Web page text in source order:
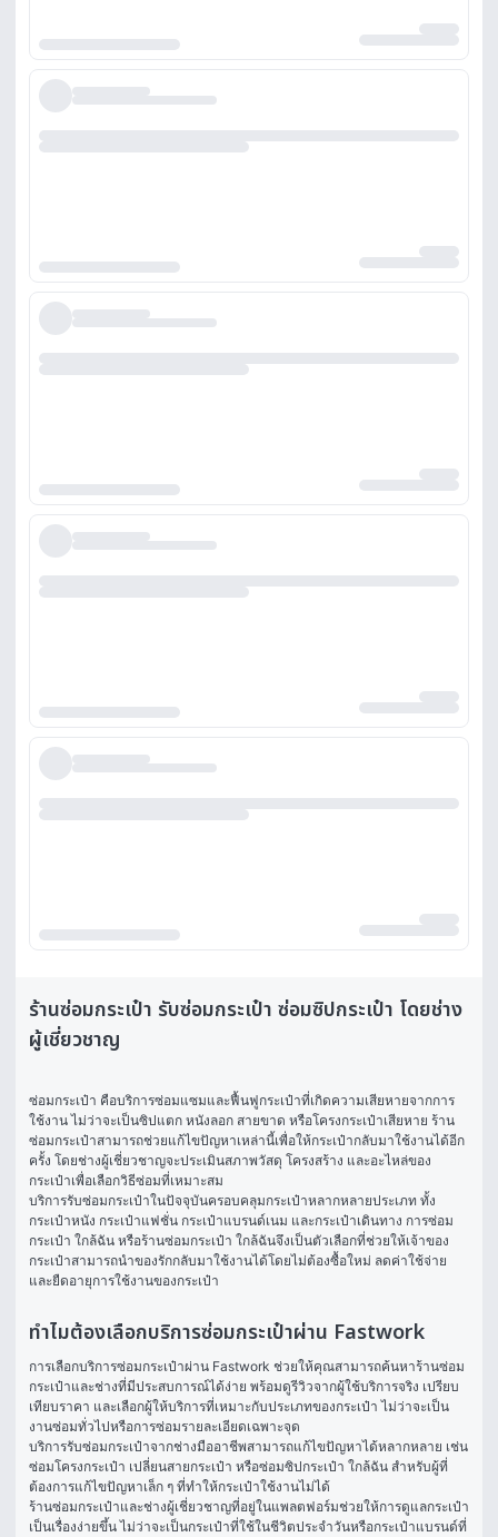
ร้านซ่อมกระเป๋า รับซ่อมกระเป๋า ซ่อมซิปกระเป๋า โดยช่าง
ผู้เชี่ยวชาญ
ซ่อมกระเป๋า คือบริการซ่อมแซมและฟื้นฟูกระเป๋าที่เกิดความเสียหายจากการ
ใช้งาน ไม่ว่าจะเป็นซิปแตก หนังลอก สายขาด หรือโครงกระเป๋าเสียหาย ร้าน
ซ่อมกระเป๋าสามารถช่วยแก้ไขปัญหาเหล่านี้เพื่อให้กระเป๋ากลับมาใช้งานได้อีก
ครั้ง โดยช่างผู้เชี่ยวชาญจะประเมินสภาพวัสดุ โครงสร้าง และอะไหล่ของ
กระเป๋าเพื่อเลือกวิธีซ่อมที่เหมาะสม
บริการรับซ่อมกระเป๋าในปัจจุบันครอบคลุมกระเป๋าหลากหลายประเภท ทั้ง
กระเป๋าหนัง กระเป๋าแฟชั่น กระเป๋าแบรนด์เนม และกระเป๋าเดินทาง การซ่อม
กระเป๋า ใกล้ฉัน หรือร้านซ่อมกระเป๋า ใกล้ฉันจึงเป็นตัวเลือกที่ช่วยให้เจ้าของ
กระเป๋าสามารถนำของรักกลับมาใช้งานได้โดยไม่ต้องซื้อใหม่ ลดค่าใช้จ่าย
และยืดอายุการใช้งานของกระเป๋า
ทำไมต้องเลือกบริการซ่อมกระเป๋าผ่าน Fastwork
การเลือกบริการซ่อมกระเป๋าผ่าน Fastwork ช่วยให้คุณสามารถค้นหาร้านซ่อม
กระเป๋าและช่างที่มีประสบการณ์ได้ง่าย พร้อมดูรีวิวจากผู้ใช้บริการจริง เปรียบ
เทียบราคา และเลือกผู้ให้บริการที่เหมาะกับประเภทของกระเป๋า ไม่ว่าจะเป็น
งานซ่อมทั่วไปหรือการซ่อมรายละเอียดเฉพาะจุด
บริการรับซ่อมกระเป๋าจากช่างมืออาชีพสามารถแก้ไขปัญหาได้หลากหลาย เช่น
ซ่อมโครงกระเป๋า เปลี่ยนสายกระเป๋า หรือซ่อมซิปกระเป๋า ใกล้ฉัน สำหรับผู้ที่
ต้องการแก้ไขปัญหาเล็ก ๆ ที่ทำให้กระเป๋าใช้งานไม่ได้
ร้านซ่อมกระเป๋าและช่างผู้เชี่ยวชาญที่อยู่ในแพลตฟอร์มช่วยให้การดูแลกระเป๋า
เป็นเรื่องง่ายขึ้น ไม่ว่าจะเป็นกระเป๋าที่ใช้ในชีวิตประจำวันหรือกระเป๋าแบรนด์ที่